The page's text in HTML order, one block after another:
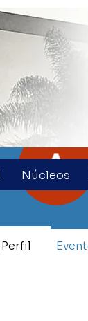
Núcleos
Perfil